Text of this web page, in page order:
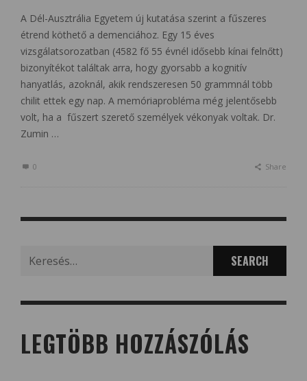
A Dél-Ausztrália Egyetem új kutatása szerint a fűszeres
étrend köthető a demenciához. Egy 15 éves
vizsgálatsorozatban (4582 fő 55 évnél idősebb kínai felnőtt)
bizonyítékot találtak arra, hogy gyorsabb a kognitív
hanyatlás, azoknál, akik rendszeresen 50 grammnál több
chilit ettek egy nap. A memóriaprobléma még jelentősebb
volt, ha a fűszert szerető személyek vékonyak voltak. Dr.
Zumin …
0 Share
LEGTÖBB HOZZÁSZÓLÁS